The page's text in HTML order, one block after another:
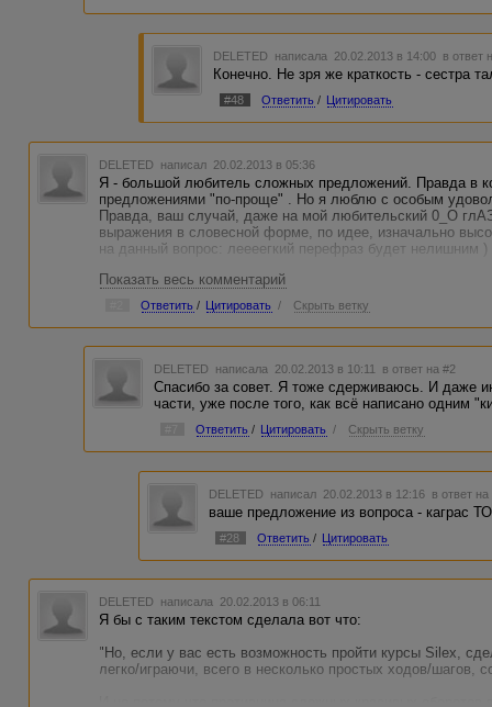
DELETED написала 20.02.2013 в 14:00 в ответ
Конечно. Не зря же краткость - сестра
#48 Ответить / Цитировать
DELETED написал 20.02.2013 в 05:36
Я - большой любитель сложных предложений. Правда в
предложениями "по-проще" . Но я люблю с особым
Правда, ваш случай, даже на мой любительский 0_О
выражения в словесной форме, по идее, изначально
на данный вопрос: леееегкий перефраз будет нелишним
Показать весь комментарий
Ответить / Цитировать / Скрыть ветку
DELETED написала 20.02.2013 в 10:11 в ответ на #2
Спасибо за совет. Я тоже сдерживаюсь. И даже
части, уже после того, как всё написано одним
Ответить / Цитировать / Скрыть ветку
DELETED написал 20.02.2013 в 12:16 в ответ на
ваше предложение из вопроса - каграс
#28 Ответить / Цитировать
DELETED написала 20.02.2013 в 06:11
Я бы с таким текстом сделала вот что:
"Но, если у вас есть возможность пройти курсы Silex,
легко/играючи, всего в несколько простых ходов/шагов,